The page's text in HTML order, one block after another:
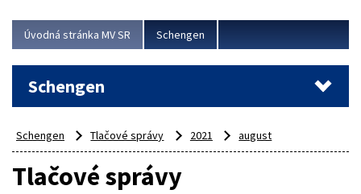
demonštrovať pripravenosť Slovenska na možné...
Úvodná stránka MV SR Schengen
Schengen
Schengen Tlačové správy 2021 august
Tlačové správy